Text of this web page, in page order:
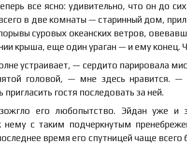
все ясно: удивительно, что он до
в две комнаты — старинный дом,
суровых океанских ветров,
крыша, еще один ураган — и ему конец.
устраивает, — сердито парировала
головой, — мне здесь нравится.
гостя последовать за ней.
его любопытство. Эйдан уже и
нему с таким подчеркнутым
время его спутницей чаще всего